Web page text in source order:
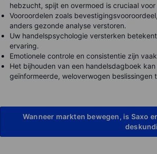
hebzucht, spijt en overmoed is cruciaal voor
Vooroordelen zoals
anders gezonde analyse verstoren.
Uw handelspsychologie versterken
ervaring.
Emotionele controle en consistentie zijn
Het bijhouden van een handelsdagboek
geïnformeerde, weloverwogen beslissingen
Wanneer markten bewegen, is Saxo